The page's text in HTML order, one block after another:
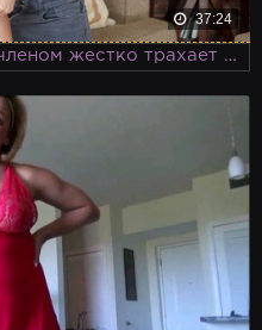
37:24
Лысый мужик с большим членом жестко трахает горячую брюнетку Мэлисон Айви сотрясая ее огромные сиськи